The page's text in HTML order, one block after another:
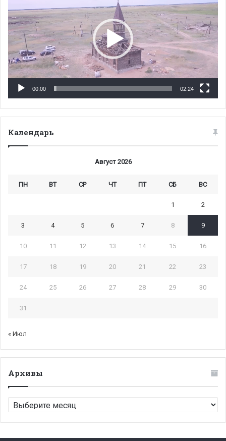
00:00 02:24
Календарь
Август 2026
ПН ВТ СР ЧТ ПТ СБ ВС
1 2
3 4 5 6 7 8 9
10 11 12 13 14 15 16
17 18 19 20 21 22 23
24 25 26 27 28 29 30
31
« Июл
Архивы
Архивы